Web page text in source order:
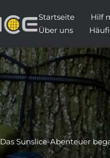
Startseite Hilf
Über uns
Das Sunslice-Abenteuer